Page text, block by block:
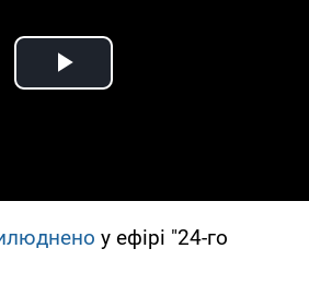
Play Video
у ефірі "24-го